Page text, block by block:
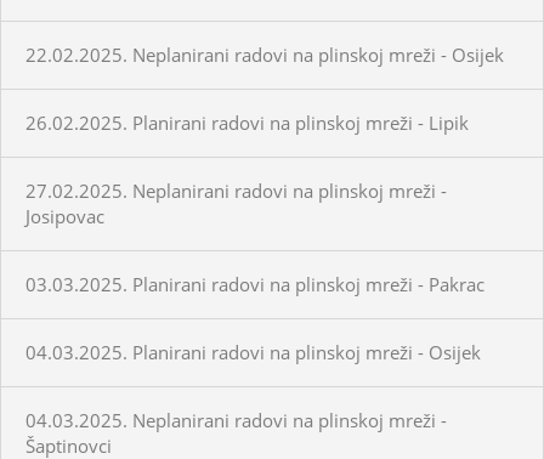
22.02.2025. Neplanirani radovi na plinskoj mreži - Osijek
26.02.2025. Planirani radovi na plinskoj mreži - Lipik
27.02.2025. Neplanirani radovi na plinskoj mreži -
Josipovac
03.03.2025. Planirani radovi na plinskoj mreži - Pakrac
04.03.2025. Planirani radovi na plinskoj mreži - Osijek
04.03.2025. Neplanirani radovi na plinskoj mreži -
Šaptinovci